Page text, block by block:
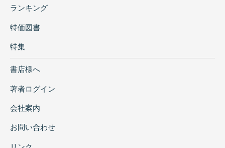
ランキング
特価図書
特集
書店様へ
著者ログイン
会社案内
お問い合わせ